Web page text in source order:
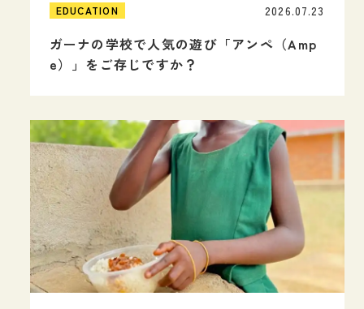
EDUCATION
ガーナの学校で人気の遊び「アンペ（Amp
e）」をご存じですか？
2026.07.23